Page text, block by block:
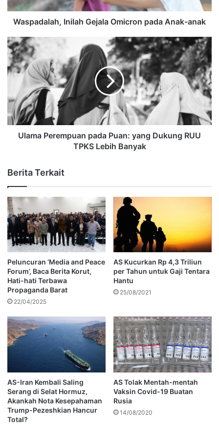
Waspadalah, Inilah Gejala Omicron pada Anak-anak
Ulama Perempuan pada Puan: yang Dukung RUU
TPKS Lebih Banyak
Berita Terkait
Peluncuran ‘Media and Peace
Forum’, Baca Berita Korut,
Hati-hati Terbawa
Propaganda Barat
22/04/2025
AS Kucurkan Rp 4,3 Triliun
per Tahun untuk Gaji Tentara
Hantu
25/08/2021
AS-Iran Kembali Saling
Serang di Selat Hormuz,
Akankah Nota Kesepahaman
Trump-Pezeshkian Hancur
Total?
AS Tolak Mentah-mentah
Vaksin Covid-19 Buatan
Rusia
14/08/2020